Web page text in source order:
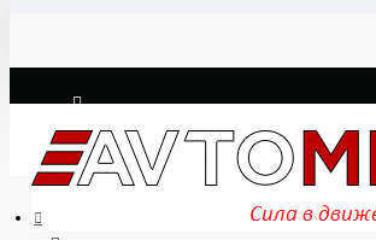
Логин
Регистрация